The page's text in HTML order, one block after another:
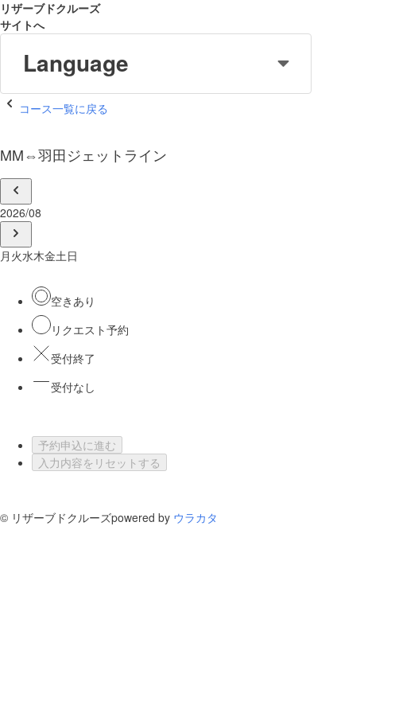
リザーブドクルーズ
サイトへ
Language
コース一覧に戻る
MM⇔羽田ジェットライン
2026/08
月 火水木金土日
空きあり
リクエスト予約
受付終了
受付なし
予約申込に進む
入力内容をリセットする
© リザーブドクルーズpowered by ウラカタ